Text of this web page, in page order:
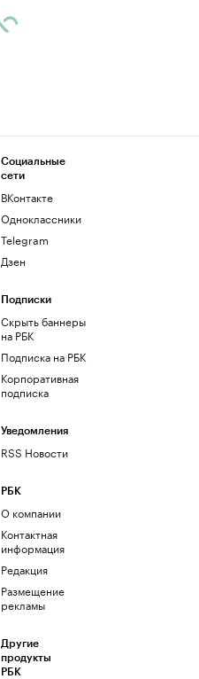
Социальные
сети
ВКонтакте
Одноклассники
Telegram
Дзен
Подписки
Скрыть баннеры
на РБК
Подписка на РБК
Корпоративная
подписка
Уведомления
RSS Новости
РБК
О компании
Контактная
информация
Редакция
Размещение
рекламы
Другие
продукты
РБК